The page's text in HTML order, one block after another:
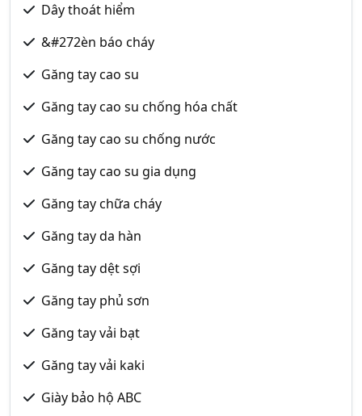
Dây thoát hiểm
&#272èn báo cháy
Găng tay cao su
Găng tay cao su chống hóa chất
Găng tay cao su chống nước
Găng tay cao su gia dụng
Găng tay chữa cháy
Găng tay da hàn
Găng tay dệt sợi
Găng tay phủ sơn
Găng tay vải bạt
Găng tay vải kaki
Giày bảo hộ ABC